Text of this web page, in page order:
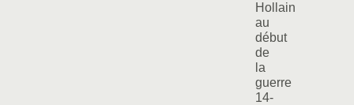
Hollain
au
début
de
la
guerre
14-